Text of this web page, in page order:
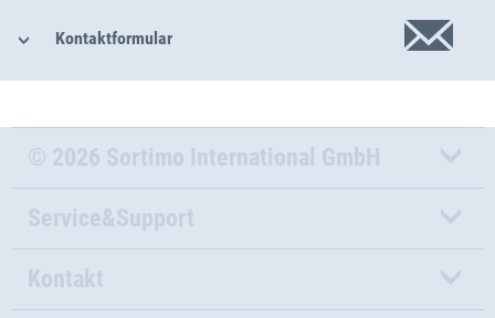
Kontaktformular
© 2026 Sortimo International GmbH
Service&Support
Kontakt